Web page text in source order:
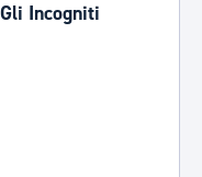
Incogniti